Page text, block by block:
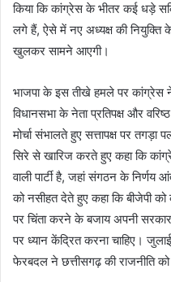
किया कि कांग्रेस के भीतर कई धड़े
लगे हैं, ऐसे में नए अध्यक्ष की नियुक्ति
खुलकर सामने आएगी।
भाजपा के इस तीखे हमले पर कांग्रेस
विधानसभा के नेता प्रतिपक्ष और
मोर्चा संभालते हुए सत्तापक्ष पर
सिरे से खारिज करते हुए कहा कि
वाली पार्टी है, जहां संगठन के निर्णय
को नसीहत देते हुए कहा कि बीजेपी
पर चिंता करने के बजाय अपनी
पर ध्यान केंद्रित करना चाहिए।
फेरबदल ने छत्तीसगढ़ की राजनीति को